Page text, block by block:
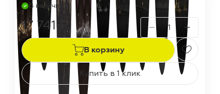
В наличии
17 741 ₽
В корзину
Купить в 1 клик